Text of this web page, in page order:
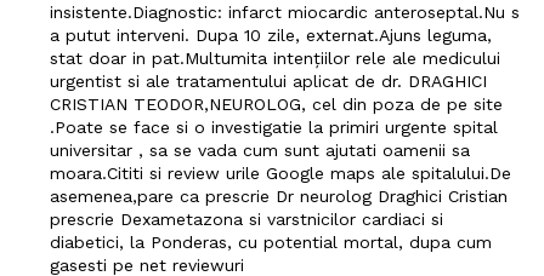
insistente.Diagnostic: infarct miocardic anteroseptal.Nu s
a putut interveni. Dupa 10 zile, externat.Ajuns leguma,
stat doar in pat.Multumita intențiilor rele ale medicului
urgentist si ale tratamentului aplicat de dr. DRAGHICI
CRISTIAN TEODOR,NEUROLOG, cel din poza de pe site
.Poate se face si o investigatie la primiri urgente spital
universitar , sa se vada cum sunt ajutati oamenii sa
moara.Cititi si review urile Google maps ale spitalului.De
asemenea,pare ca prescrie Dr neurolog Draghici Cristian
prescrie Dexametazona si varstnicilor cardiaci si
diabetici, la Ponderas, cu potential mortal, dupa cum
gasesti pe net reviewuri